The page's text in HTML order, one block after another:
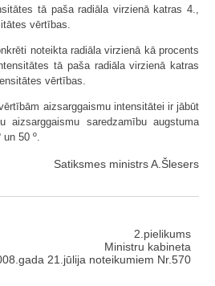
tā paša radiāla virzienā katras 4.,
vērtības.
noteikta radiāla virzienā kā procents
tā paša radiāla virzienā katras
vērtības.
aizsarggaismu intensitātei ir jābūt
aizsarggaismu saredzamību augstuma
50 º.
Satiksmes ministrs A.Šlesers
2.pielikums
Ministru kabineta
21.jūlija noteikumiem Nr.570